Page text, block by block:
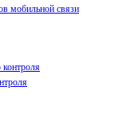
мобильной связи